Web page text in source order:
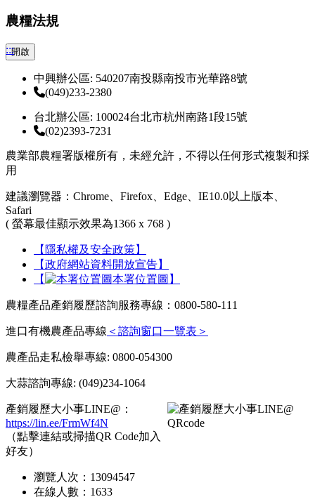
農糧法規
:::開啟
中興辦公區: 540207南投縣南投市光華路8號
(049)233-2380
台北辦公區: 100024台北市杭州南路1段15號
(02)2393-7231
農業部農糧署版權所有，未經允許，不得以任何形式複製和採
用
建議瀏覽器：Chrome、Firefox、Edge、IE10.0以上版本、
Safari
( 螢幕最佳顯示效果為1366 x 768 )
【隱私權及安全政策】
【政府網站資料開放宣告】
【
本署位置圖】
農糧產品產銷履歷諮詢服務專線：0800-580-111
進口有機農產品專線 ＜諮詢窗口一覽表＞
農產品走私檢舉專線: 0800-054300
大蒜諮詢專線: (049)234-1064
產銷履歷大小事LINE@：
https://lin.ee/FrmWf4N
（點擊連結或掃描QR Code加入
好友）
瀏覽人次： 13094547
在線人數： 1633